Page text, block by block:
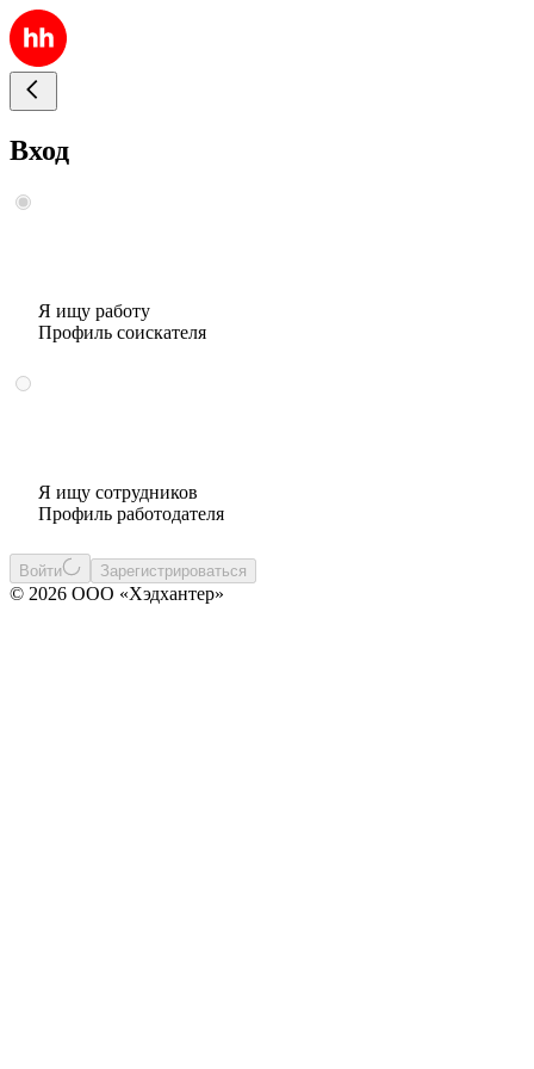
Вход
Я ищу работу
Профиль соискателя
Я ищу сотрудников
Профиль работодателя
Войти Зарегистрироваться
© 2026 ООО «Хэдхантер»